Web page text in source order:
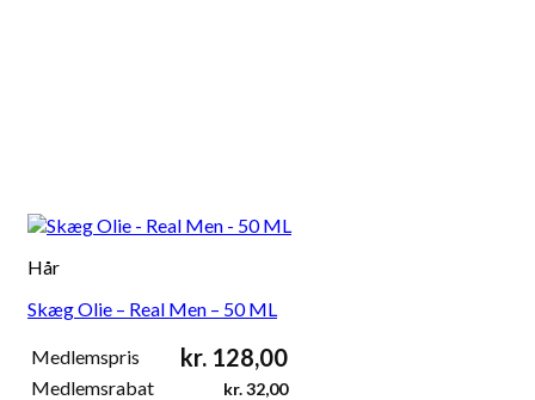
Hår
Skæg Olie – Real Men – 50 ML
Medlemspris kr. 128,00
Medlemsrabat kr.32,00